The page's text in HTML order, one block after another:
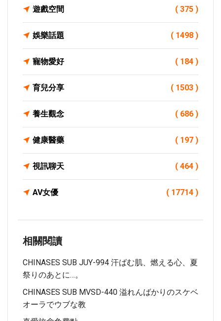
遊戲空間 ( 375 )
娛樂話題 ( 1498 )
寵物愛好 ( 184 )
育兒分享 ( 1503 )
養生觀念 ( 686 )
健康醫藥 ( 197 )
視訊聊天 ( 464 )
AV女優 ( 17714 )
相關閱讀
CHINASES SUB JUY-994 汗ばむ肌、燃える心、夏
祭りのあとに…。
CHINASES SUB MVSD-440 溢れんばかりのスケベ
オーラでウブな教